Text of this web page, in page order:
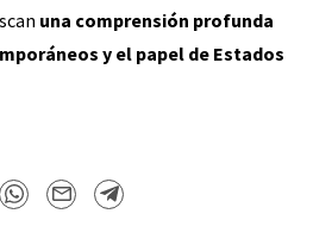
una comprensión profunda
y el papel de Estados